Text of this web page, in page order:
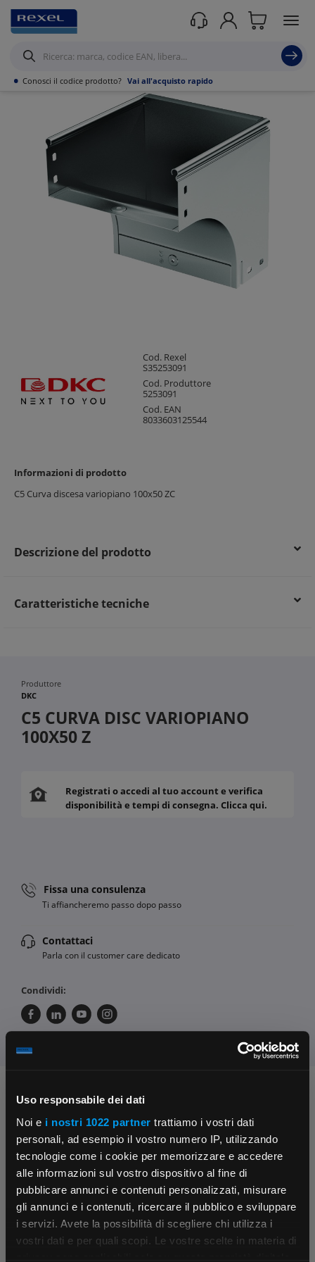
Uso responsabile dei dati
Noi e i nostri 1022 partner trattiamo i vostri dati
personali, ad esempio il vostro numero IP, utilizzando
tecnologie come i cookie per memorizzare e accedere
alle informazioni sul vostro dispositivo al fine di
pubblicare annunci e contenuti personalizzati, misurare
gli annunci e i contenuti, ricercare il pubblico e sviluppare
i servizi. Avete la possibilità di scegliere chi utilizza i
vostri dati e per quali scopi. Le vostre scelte in materia di
• Conosci il codice prodotto? Vai all'acquisto rapido
×
Prodotti /Canalizzazioni
Cod. Rexel
S35253091
Cod. Produttore
5253091
Cod. EAN
8033603125544
Informazioni di prodotto
C5 Curva discesa variopiano 100x50 ZC
Descrizione del prodotto
Caratteristiche tecniche
Produttore
DKC
C5 CURVA DISC VARIOPIANO
100X50 Z
Registrati o accedi al tuo account e verifica
disponibilità e tempi di consegna. Clicca qui.
Fissa una consulenza
Ti affiancheremo passo dopo passo
Contattaci
Parla con il customer care dedicato
Condividi:
Chiedi ai nostri tecnici
Contattaci Fissa una consulenza